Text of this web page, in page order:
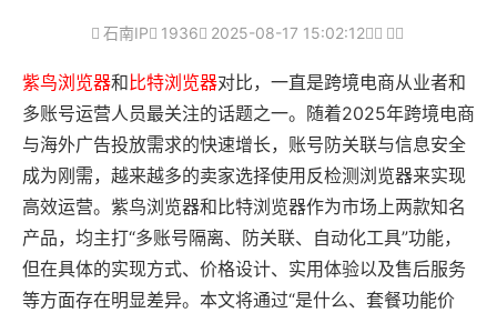
石南IP 1936 2025-08-17 15:02:12
紫鸟浏览器和 比特浏览器对比，一直是跨境电商从业者和
多账号运营人员最关注的话题之一。随着2025年跨境电商
与海外广告投放需求的快速增长，账号防关联与信息安全
成为刚需，越来越多的卖家选择使用反检测浏览器来实现
高效运营。紫鸟浏览器和比特浏览器作为市场上两款知名
产品，均主打“多账号隔离、防关联、自动化工具”功能，
但在具体的实现方式、价格设计、实用体验以及售后服务
等方面存在明显差异。本文将通过“是什么、套餐功能价